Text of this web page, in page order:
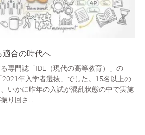
適合の時代へ
専門誌「IDE（現代の高等教育）」の
2021年入学者選抜」でした。15名以上の
いかに昨年の入試が混乱状態の中で実施
り回さ...